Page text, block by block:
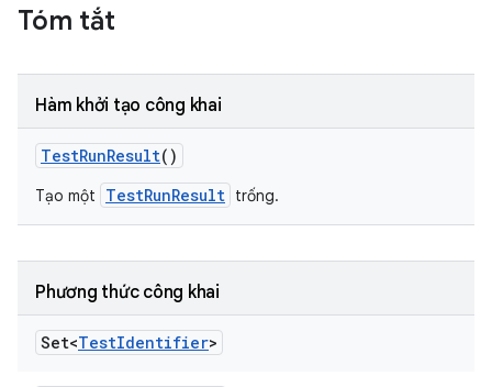
Tóm tắt
Hàm khởi tạo công khai
TestRunResult()
Tạo một TestRunResult trống.
Phương thức công khai
Set<TestIdentifier>